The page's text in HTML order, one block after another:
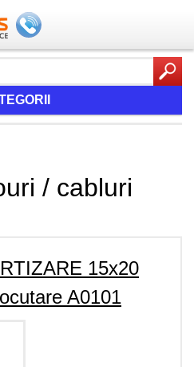
/ cabluri
15x20
A0101